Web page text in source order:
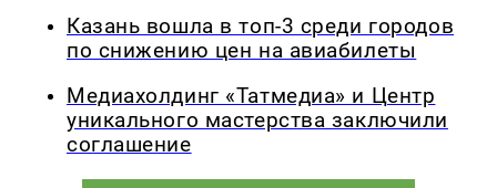
Казань вошла в топ-3 среди городов
по снижению цен на авиабилеты
Медиахолдинг «Татмедиа» и Центр
уникального мастерства заключили
соглашение